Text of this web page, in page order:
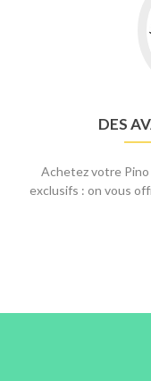
DES
Achetez votre Pino
exclusifs : on vous